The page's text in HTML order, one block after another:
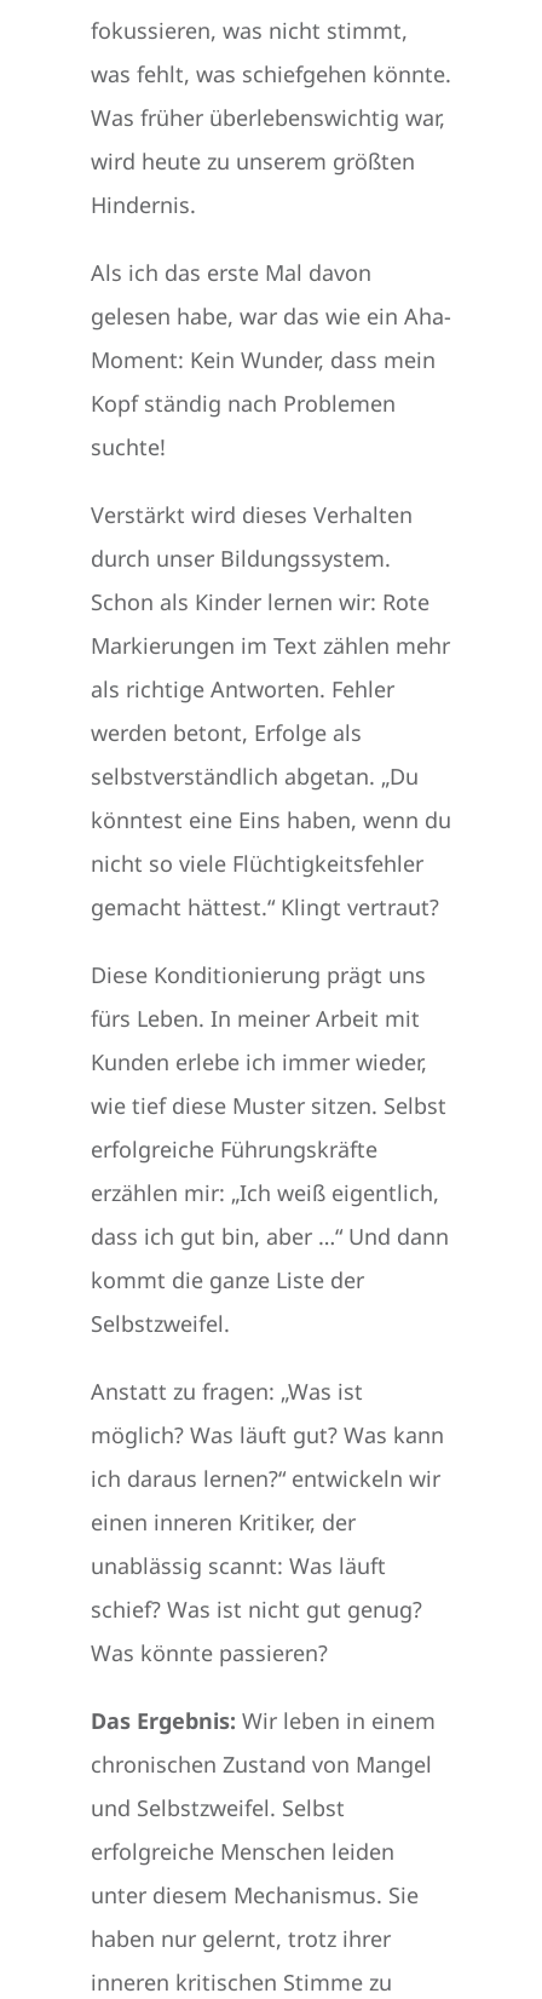
fokussieren, was nicht stimmt,
was fehlt, was schiefgehen könnte.
Was früher überlebenswichtig war,
wird heute zu unserem größten
Hindernis.
Als ich das erste Mal davon
gelesen habe, war das wie ein Aha-
Moment: Kein Wunder, dass mein
Kopf ständig nach Problemen
suchte!
Verstärkt wird dieses Verhalten
durch unser Bildungssystem.
Schon als Kinder lernen wir: Rote
Markierungen im Text zählen mehr
als richtige Antworten. Fehler
werden betont, Erfolge als
selbstverständlich abgetan. „Du
könntest eine Eins haben, wenn du
nicht so viele Flüchtigkeitsfehler
gemacht hättest.“ Klingt vertraut?
Diese Konditionierung prägt uns
fürs Leben. In meiner Arbeit mit
Kunden erlebe ich immer wieder,
wie tief diese Muster sitzen. Selbst
erfolgreiche Führungskräfte
erzählen mir: „Ich weiß eigentlich,
dass ich gut bin, aber …“ Und dann
kommt die ganze Liste der
Selbstzweifel.
Anstatt zu fragen: „Was ist
möglich? Was läuft gut? Was kann
ich daraus lernen?“ entwickeln wir
einen inneren Kritiker, der
unablässig scannt: Was läuft
schief? Was ist nicht gut genug?
Was könnte passieren?
Das Ergebnis: Wir leben in einem
chronischen Zustand von Mangel
und Selbstzweifel. Selbst
erfolgreiche Menschen leiden
unter diesem Mechanismus. Sie
haben nur gelernt, trotz ihrer
inneren kritischen Stimme zu